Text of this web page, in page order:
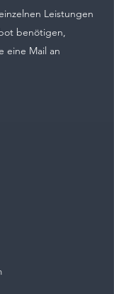
Leistungen
benötigen,
eine Mail an